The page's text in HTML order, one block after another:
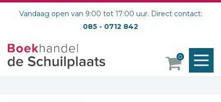
Vandaag open van 9:00 tot 17:00 uur. Direct contact:
085 - 0712 842
0